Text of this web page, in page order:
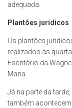
adequada.
Plantões jurídicos
Os plantões
realizados às
Escritório da
Maria.
Já na parte da
também acontecem